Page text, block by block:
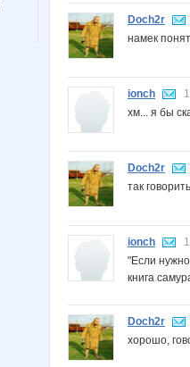
Doch2r
намек понят
ionch
хм... я бы
Doch2r
так
ionch
"Если
книга
Doch2r
хорошо,